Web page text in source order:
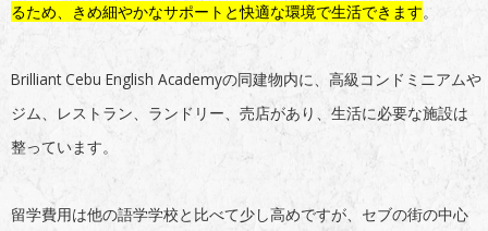
るため、きめ細やかなサポートと快適な環境で生活できます。
Brilliant Cebu English Academyの同建物内に、高級コンドミニアムや
ジム、レストラン、ランドリー、売店があり、生活に必要な施設は
整っています。
留学費用は他の語学学校と比べて少し高めですが、セブの街の中心